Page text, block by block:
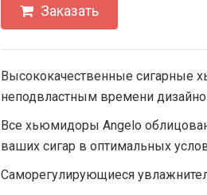
Заказать
Высококачественные сигарные
неподвластным времени
Все хьюмидоры Angelo
ваших сигар в оптимальных
Саморегулирующиеся